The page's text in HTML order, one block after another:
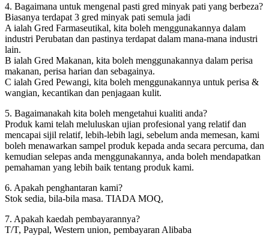
4. Bagaimana untuk mengenal pasti gred minyak pati yang berbeza?
Biasanya terdapat 3 gred minyak pati semula jadi
A ialah Gred Farmaseutikal, kita boleh menggunakannya dalam
industri Perubatan dan pastinya terdapat dalam mana-mana industri
lain.
B ialah Gred Makanan, kita boleh menggunakannya dalam perisa
makanan, perisa harian dan sebagainya.
C ialah Gred Pewangi, kita boleh menggunakannya untuk perisa &
wangian, kecantikan dan penjagaan kulit.
5. Bagaimanakah kita boleh mengetahui kualiti anda?
Produk kami telah meluluskan ujian profesional yang relatif dan
mencapai sijil relatif, lebih-lebih lagi, sebelum anda memesan, kami
boleh menawarkan sampel produk kepada anda secara percuma, dan
kemudian selepas anda menggunakannya, anda boleh mendapatkan
pemahaman yang lebih baik tentang produk kami.
6. Apakah penghantaran kami?
Stok sedia, bila-bila masa. TIADA MOQ,
7. Apakah kaedah pembayarannya?
T/T, Paypal, Western union, pembayaran Alibaba